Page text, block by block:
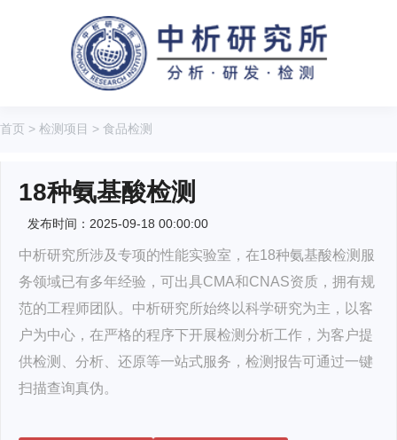
首页 > 检测项目 > 食品检测
18种氨基酸检测
发布时间：2025-09-18 00:00:00
中析研究所涉及专项的性能实验室，在18种氨基酸检测服
务领域已有多年经验，可出具CMA和CNAS资质，拥有规
范的工程师团队。中析研究所始终以科学研究为主，以客
户为中心，在严格的程序下开展检测分析工作，为客户提
供检测、分析、还原等一站式服务，检测报告可通过一键
扫描查询真伪。